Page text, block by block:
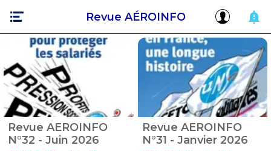
Revue AÉROINFO
Revue AEROINFO
N°32 - Juin 2026
Revue AEROINFO
N°31 - Janvier 2026